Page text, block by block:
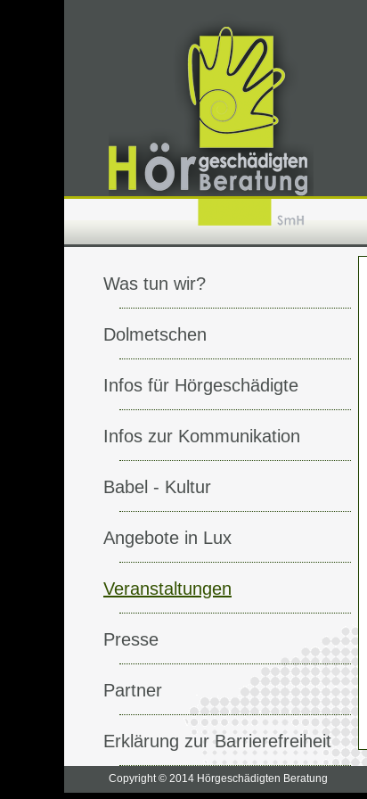
Was tun wir?
Dolmetschen
Infos für Hörgeschädigte
Infos zur Kommunikation
Babel - Kultur
Angebote in Lux
Veranstaltungen
Presse
Partner
Erklärung zur Barrierefreiheit
Copyright © 2014 Hörgeschädigten Beratung